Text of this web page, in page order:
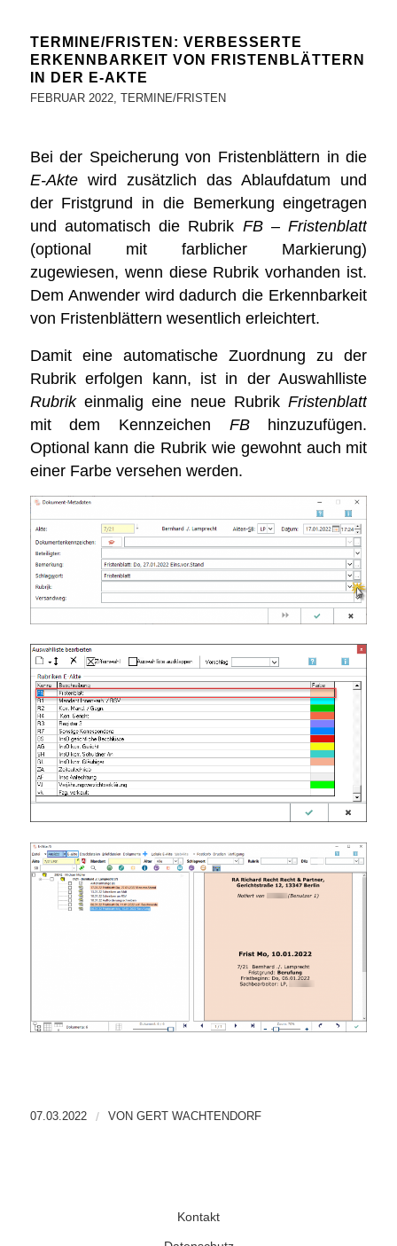
TERMINE/FRISTEN: VERBESSERTE
ERKENNBARKEIT VON FRISTENBLÄTTERN
IN DER E-AKTE
FEBRUAR 2022, TERMINE/FRISTEN
Bei der Speicherung von Fristenblättern in die
E-Aktewird zusätzlich das Ablaufdatum und
der Fristgrund in die Bemerkung eingetragen
und automatisch die Rubrik FB – Fristenblatt
(optional mit farblicher Markierung)
zugewiesen, wenn diese Rubrik vorhanden ist.
Dem Anwender wird dadurch die Erkennbarkeit
von Fristenblättern wesentlich erleichtert.
Damit eine automatische Zuordnung zu der
Rubrik erfolgen kann, ist in der Auswahlliste
Rubrikeinmalig eine neue RubrikFristenblatt
mit dem Kennzeichen FBhinzuzufügen.
Optional kann die Rubrik wie gewohnt auch mit
einer Farbe versehen werden.
07.03.2022 / VON GERT WACHTENDORF
Kontakt